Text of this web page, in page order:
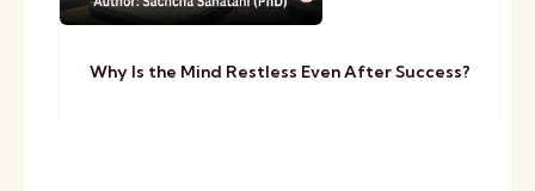
Why Is the Mind Restless Even After Success?